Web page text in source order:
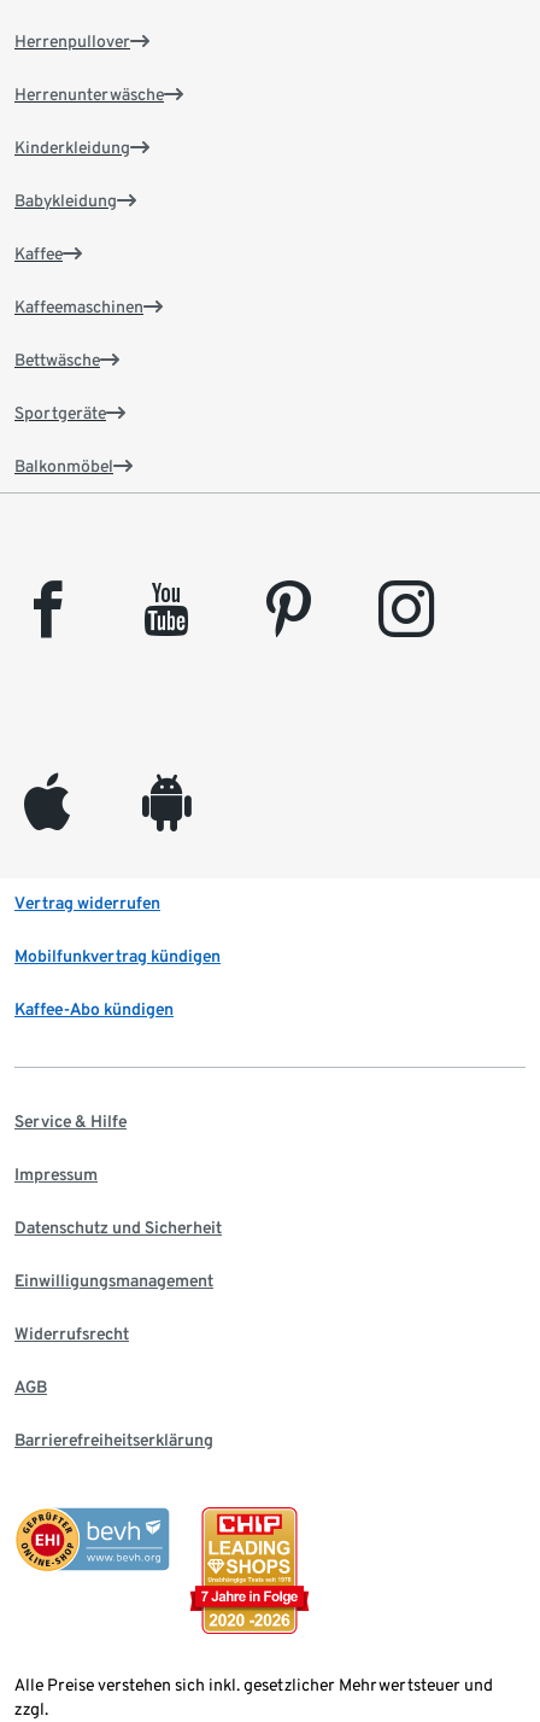
Herrenpullover
Herrenunterwäsche
Kinderkleidung
Babykleidung
Kaffee
Kaffeemaschinen
Bettwäsche
Sportgeräte
Balkonmöbel
facebook youtube pinterest instagram
appleinc android
Vertrag widerrufen
Mobilfunkvertrag kündigen
Kaffee-Abo kündigen
Service & Hilfe
Impressum
Datenschutz und Sicherheit
Einwilligungsmanagement
Widerrufsrecht
AGB
Barrierefreiheitserklärung
Alle Preise verstehen sich inkl. gesetzlicher Mehrwertsteuer und
zzgl.